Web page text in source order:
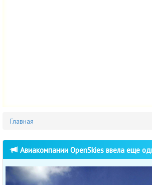
Главная
Авиакомпании OpenSkies ввела еще